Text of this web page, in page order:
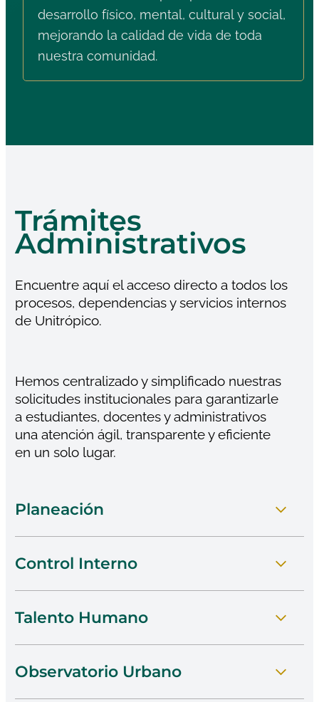
desarrollo físico, mental, cultural y social,
mejorando la calidad de vida de toda
nuestra comunidad.
Trámites
Administrativos
Encuentre aquí el acceso directo a todos los
procesos, dependencias y servicios internos
de Unitrópico.
Hemos centralizado y simplificado nuestras
solicitudes institucionales para garantizarle
a estudiantes, docentes y administrativos
una atención ágil, transparente y eficiente
en un solo lugar.
Planeación
Ir A Planitone
Control Interno
Conocer Control Interno
Talento Humano
Visitar Talento Humano
Observatorio Urbano